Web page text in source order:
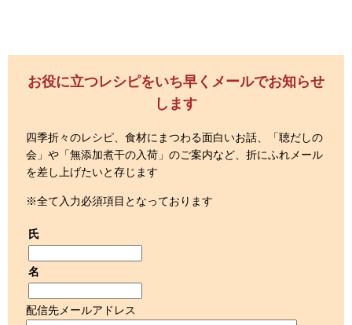
お役に立つレシピをいち早くメールでお知らせ
します
四季折々のレシピ、食材にまつわる面白いお話、「聴だしの
会」や「無添加煮干の入荷」のご案内など、折にふれメール
を差し上げたいと存じます
※全て入力必須項目となっております
氏
名
配信先メールアドレス